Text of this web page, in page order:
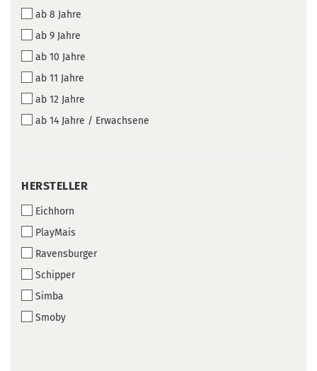
ab 8 Jahre
ab 9 Jahre
ab 10 Jahre
ab 11 Jahre
ab 12 Jahre
ab 14 Jahre / Erwachsene
HERSTELLER
HERSTELLER
Eichhorn
PlayMais
Ravensburger
Schipper
Simba
Smoby